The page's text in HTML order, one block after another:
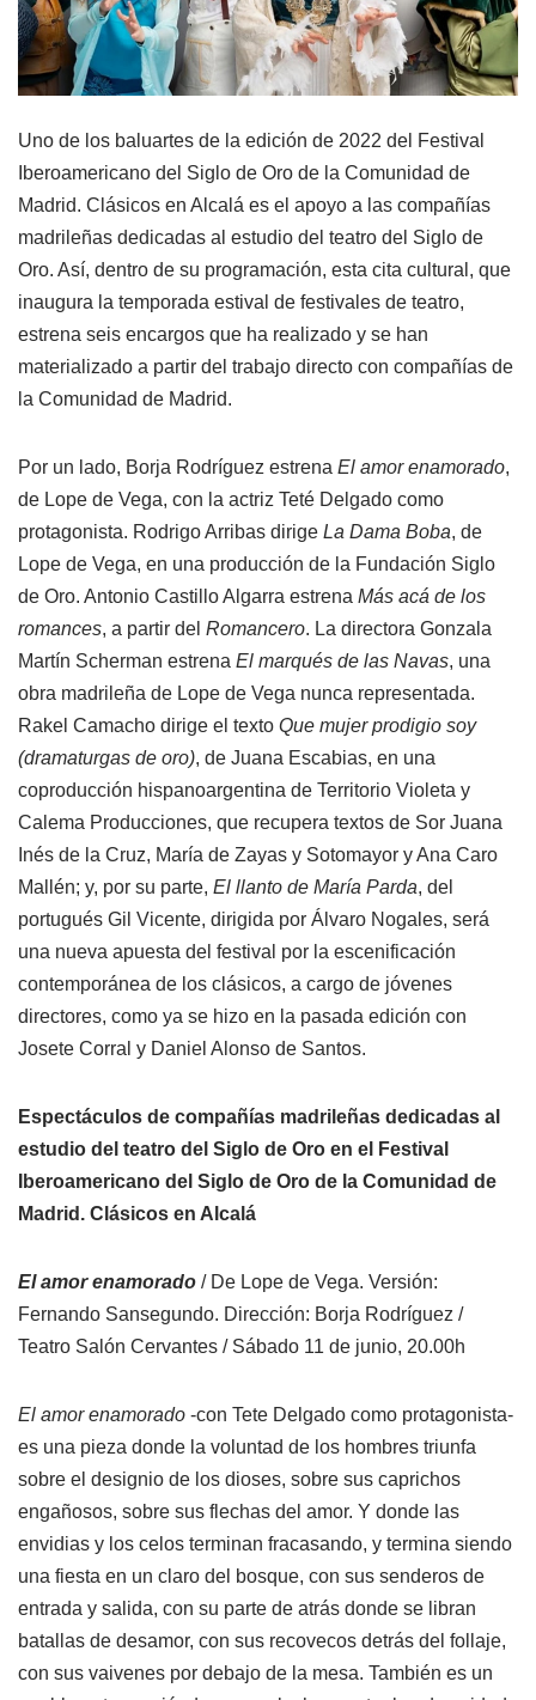
Uno de los baluartes de la edición de 2022 del Festival
Iberoamericano del Siglo de Oro de la Comunidad de
Madrid. Clásicos en Alcalá es el apoyo a las compañías
madrileñas dedicadas al estudio del teatro del Siglo de
Oro. Así, dentro de su programación, esta cita cultural, que
inaugura la temporada estival de festivales de teatro,
estrena seis encargos que ha realizado y se han
materializado a partir del trabajo directo con compañías de
la Comunidad de Madrid.
Por un lado, Borja Rodríguez estrena El amor enamorado,
de Lope de Vega, con la actriz Teté Delgado como
protagonista. Rodrigo Arribas dirige La Dama Boba, de
Lope de Vega, en una producción de la Fundación Siglo
de Oro. Antonio Castillo Algarra estrena Más acá de los
romances, a partir del Romancero. La directora Gonzala
Martín Scherman estrena El marqués de las Navas, una
obra madrileña de Lope de Vega nunca representada.
Rakel Camacho dirige el texto Que mujer prodigio soy
(dramaturgas de oro), de Juana Escabias, en una
coproducción hispanoargentina de Territorio Violeta y
Calema Producciones, que recupera textos de Sor Juana
Inés de la Cruz, María de Zayas y Sotomayor y Ana Caro
Mallén; y, por su parte, El llanto de María Parda, del
portugués Gil Vicente, dirigida por Álvaro Nogales, será
una nueva apuesta del festival por la escenificación
contemporánea de los clásicos, a cargo de jóvenes
directores, como ya se hizo en la pasada edición con
Josete Corral y Daniel Alonso de Santos.
Espectáculos de compañías madrileñas dedicadas al
estudio del teatro del Siglo de Oro en el Festival
Iberoamericano del Siglo de Oro de la Comunidad de
Madrid. Clásicos en Alcalá
El amor enamorado / De Lope de Vega. Versión:
Fernando Sansegundo. Dirección: Borja Rodríguez /
Teatro Salón Cervantes / Sábado 11 de junio, 20.00h
El amor enamorado -con Tete Delgado como protagonista-
es una pieza donde la voluntad de los hombres triunfa
sobre el designio de los dioses, sobre sus caprichos
engañosos, sobre sus flechas del amor. Y donde las
envidias y los celos terminan fracasando, y termina siendo
una fiesta en un claro del bosque, con sus senderos de
entrada y salida, con su parte de atrás donde se libran
batallas de desamor, con sus recovecos detrás del follaje,
con sus vaivenes por debajo de la mesa. También es un